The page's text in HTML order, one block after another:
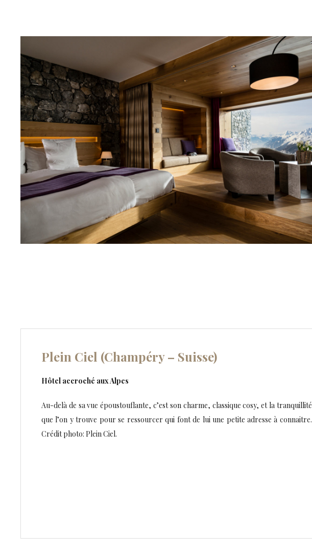
Plein Ciel (Champéry – Suisse)
Hôtel accroché aux Alpes
Au-delà de sa vue époustouflante, c’est son charme, classique cosy, et la tranquillité
que l’on y trouve pour se ressourcer qui font de lui une petite adresse à connaitre.
Crédit photo: Plein Ciel.